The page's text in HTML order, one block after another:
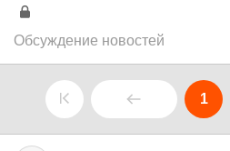
Обсуждение новостей
1